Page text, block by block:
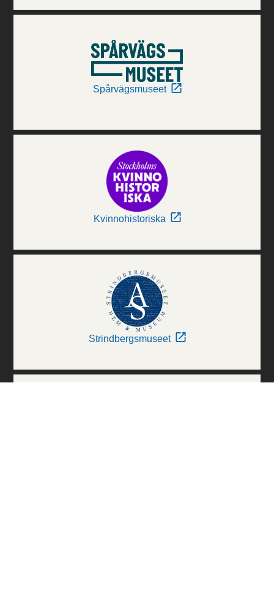
Spårvägsmuseet
Kvinnohistoriska
Strindbergsmuseet